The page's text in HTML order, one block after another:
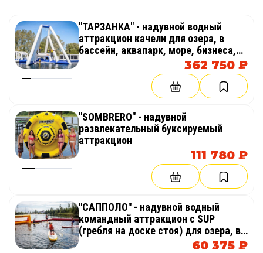
"ТАРЗАНКА" - надувной водный
аттракцион качели для озера, в
бассейн, аквапарк, море, бизнеса,
362 750 ₽
"SOMBRERO" - надувной
развлекательный буксируемый
аттракцион
111 780 ₽
"САППОЛО" - надувной водный
командный аттракцион с SUP
(гребля на доске стоя) для озера, в
бассейн, аквапарк, море, бизнеса
60 375 ₽